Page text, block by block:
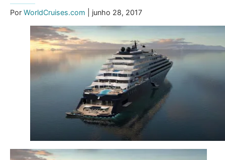
Por WorldCruises.com | junho 28, 2017